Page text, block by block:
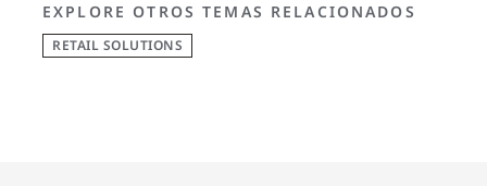
EXPLORE OTROS TEMAS RELACIONADOS
RETAIL SOLUTIONS